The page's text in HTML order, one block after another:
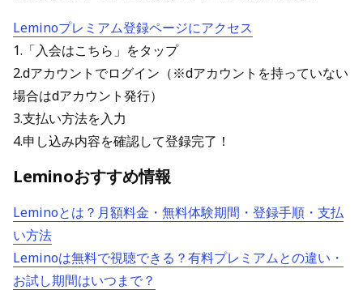
Leminoプレミアム登録ページにアクセス
1.「入会はこちら」をタップ
2.dアカウントでログイン（※dアカウントを持っていない
場合はdアカウント発行）
3.支払い方法を入力
4.申し込み内容を確認して登録完了！
Leminoおすすめ情報
Leminoとは？月額料金・無料体験期間・登録手順・支払
い方法
Leminoは無料で視聴できる？有料プレミアムとの違い・
お試し期間はいつまで？